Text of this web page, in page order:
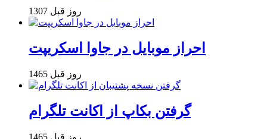
1307 روز قبل
احراز موبایل در جاوا اسکریپت
1465 روز قبل
گرفتن بکاپ از اکانت تلگرام
1465 روز قبل